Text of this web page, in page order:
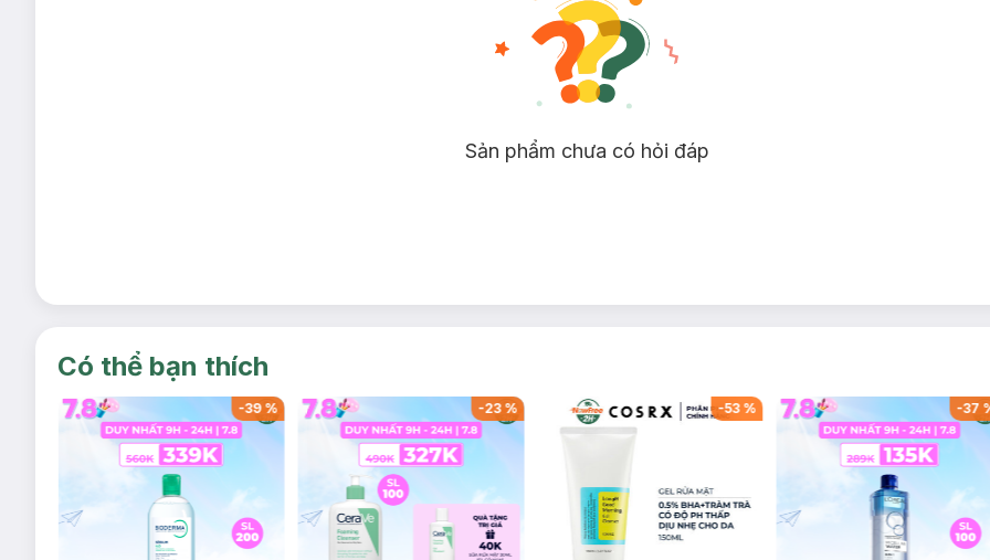
Sản phẩm chưa có hỏi đáp
Có thể bạn thích
-39% -23% -53% -37